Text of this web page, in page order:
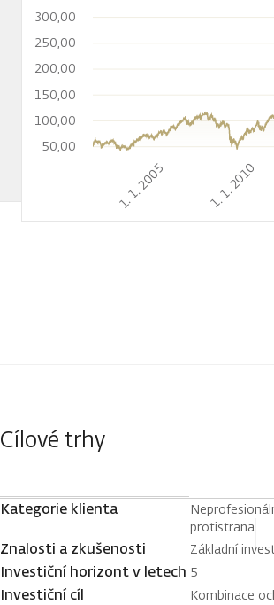
1. 1. 2005 1. 1. 2010
50,00
100,00
150,00
200,00
250,00
300,00
Cílové trhy
Kategorie klienta
protistrana
Znalosti a zkušenosti Základní
Investiční horizont v letech 5
Investiční cíl Kombinace